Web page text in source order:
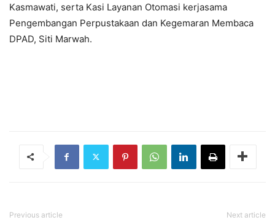
Kasmawati, serta Kasi Layanan Otomasi kerjasama
Pengembangan Perpustakaan dan Kegemaran Membaca
DPAD, Siti Marwah.
Previous article Next article